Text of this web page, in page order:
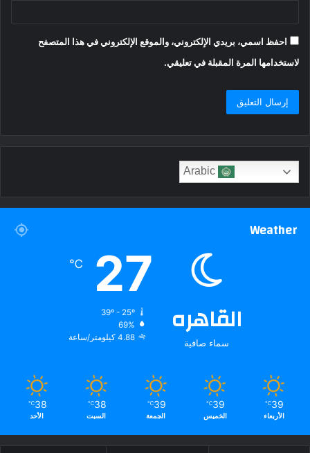
احفظ اسمي، بريدي الإلكتروني، والموقع الإلكتروني في هذا المتصفح
لاستخدامها المرة المقبلة في تعليقي.
Weather
القاهره
سماء صافية
27
℃
39º - 25º
69%
4.88 كيلومتر/ساعة
39
℃
الأربعاء
39
℃
الخميس
39
℃
الجمعة
38
℃
السبت
38
℃
الأحد